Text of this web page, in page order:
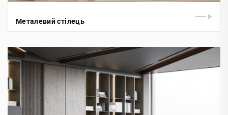
Металевий стілець